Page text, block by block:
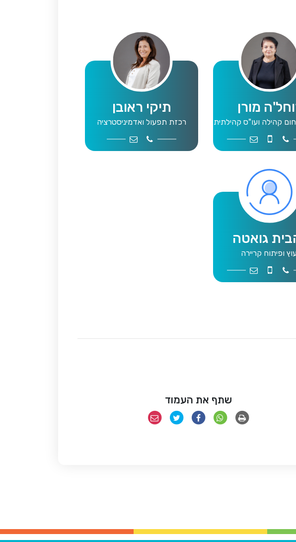
מורן
קהילה ועו"ס קהילתית
9109044
052-4264782
job4@mwg.org.il
תיקי ראובן
רכזת תפעול ואדמיניסטרציה
9109046
office@mwg.org.il
גואטה
ופיתוח קריירה
04-9109046
054-4419733
zeavitg@mwg.org.il
שתף את העמוד